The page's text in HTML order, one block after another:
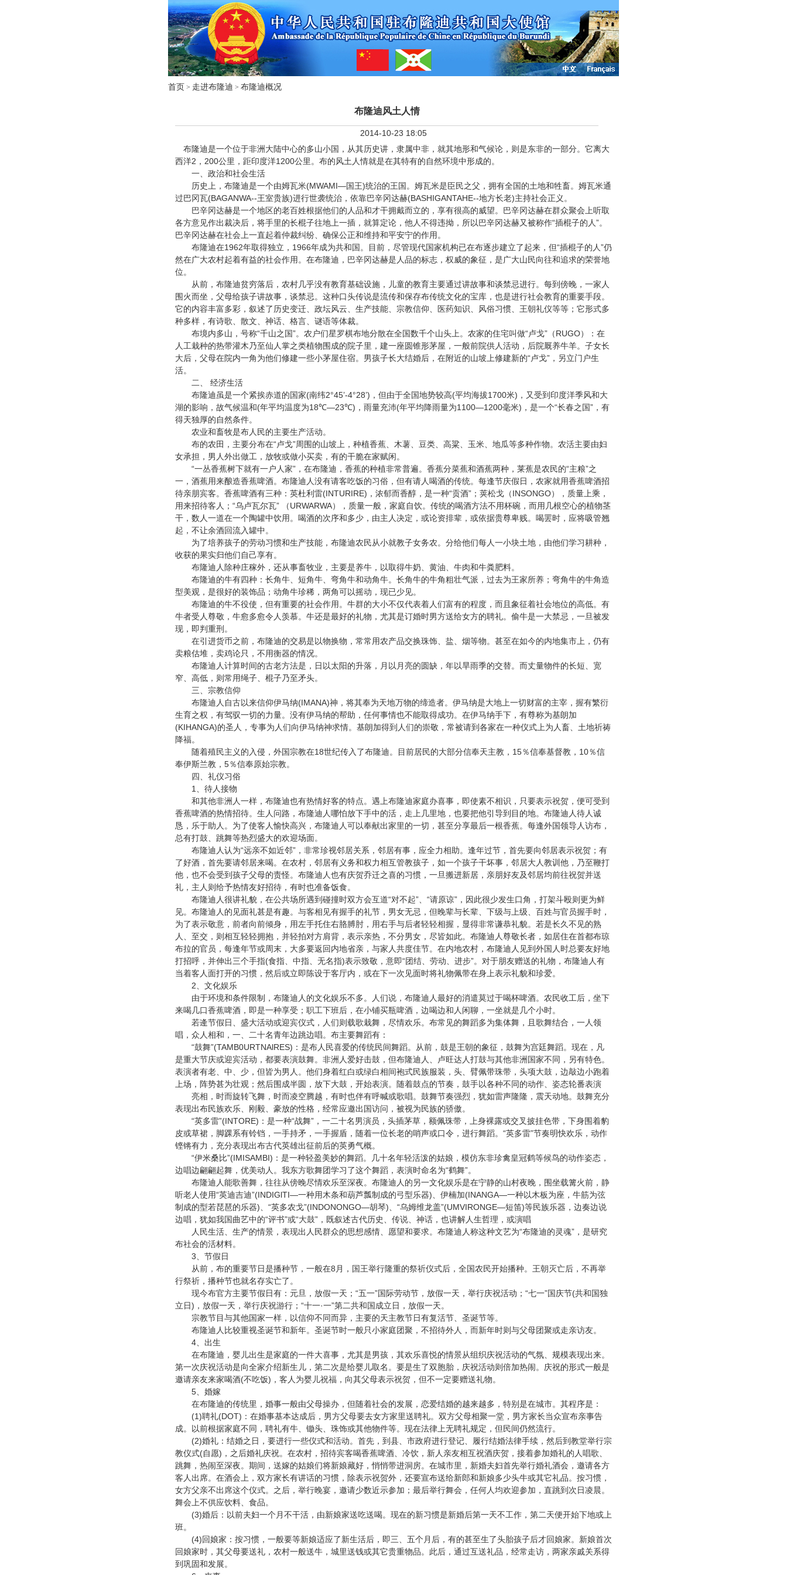
首页 > 走进布隆迪 > 布隆迪概况
布隆迪风土人情
2014-10-23 18:05
布隆迪是一个位于非洲大陆中心的多山小国，从其历史讲，隶属中非，就其地形和气候论，则是东非的一部分。它离大
西洋2 ， 200公里，距印度洋1200公里。布的风土人情就是在其特有的自然环境中形成的。
一、政治和社会生活
历史上，布隆迪是一个由姆瓦米(MWAMI— 国王)统治的王国。姆瓦米是臣民之父，拥有全国的土地和牲畜。姆瓦米通
过巴冈瓦(BAGANWA--王室贵族)进行世袭统治，依靠巴辛冈达赫(BASHIGANTAHE--地方长老)主持社会正义。
巴辛冈达赫是一个地区的老百姓根据他们的人品和才干拥戴而立的，享有很高的威望。巴辛冈达赫在群众聚会上听取
各方意见作出裁决后，将手里的长棍子往地上一插，就算定论，他人不得违拗，所以巴辛冈达赫又被称作“插棍子的人”。
巴辛冈达赫在社会上一直起着仲裁纠纷、确保公正和维持和平安宁的作用。
布隆迪在1962年取得独立， 1966年成为共和国。目前，尽管现代国家机构已在布逐步建立了起来，但“插棍子的人”仍
然在广大农村起着有益的社会作用。在布隆迪，巴辛冈达赫是人品的标志，权威的象征，是广大山民向往和追求的荣誉地
位。
从前，布隆迪贫穷落后，农村几乎没有教育基础设施，儿童的教育主要通过讲故事和谈禁忌进行。每到傍晚，一家人
围火而坐，父母给孩子讲故事，谈禁忌。这种口头传说是流传和保存布传统文化的宝库，也是进行社会教育的重要手段。
它的内容丰富多彩，叙述了历史变迁、政坛风云、生产技能、宗教信仰、医药知识、风俗习惯、王朝礼仪等等；它形式多
种多样，有诗歌、散文、神话、格言、谜语等体裁。
布境内多山，号称“千山之国 ”。农户们星罗棋布地分散在全国数千个山头上。农家的住宅叫做“ 卢戈” （ RUGO）：在
人工栽种的热带灌木乃至仙人掌之类植物围成的院子里，建一座圆锥形茅屋，一般前院供人活动，后院厩养牛羊。子女长
大后，父母在院内一角为他们修建一些小茅屋住宿。男孩子长大结婚后，在附近的山坡上修建新的“ 卢戈” ，另立门户生
活。
二、 经济生活
布隆迪虽是一个紧挨赤道的国家(南纬2°45’-4°28’) ，但由于全国地势较高(平均海拔1700米) ，又受到印度洋季风和大
湖的影响，故气候温和 (年平均温度为18℃—23℃) ，雨量充沛(年平均降雨量为1100—1200毫米) ，是一个“长春之国 ” ，有
得天独厚的自然条件。
农业和畜牧是布人民的主要生产活动。
布的农田，主要分布在“ 卢戈”周围的山坡上，种植香蕉、木薯、豆类、高粱、玉米、地瓜等多种作物。农活主要由妇
女承担，男人外出做工，放牧或做小买卖，有的干脆在家赋闲。
“一丛香蕉树下就有一户人家” ，在布隆迪，香蕉的种植非常普遍。香蕉分菜蕉和酒蕉两种，莱蕉是农民的“主粮”之
一，酒蕉用来酿造香蕉啤酒。布隆迪人没有请客吃饭的习俗，但有请人喝酒的传统。每逢节庆假日，农家就用香蕉啤酒招
待亲朋宾客。香蕉啤酒有三种：英杜利雷(INTURIRE) ，浓郁而香醇，是一种“贡酒” ；荚松戈（ INSONGO），质量上乘，
用来招待客人； “乌卢瓦尔瓦” （ URWARWA），质量一般，家庭自饮。传统的喝酒方法不用杯碗，而用几根空心的植物茎
干，数人一道在一个陶罐中饮用。喝酒的次序和多少，由主人决定，或论资排辈，或依据贵尊卑贱。喝罢时，应将吸管翘
起，不让余酒回流入罐中。
为了培养孩子的劳动习惯和生产技能，布隆迪农民从小就教子女务农。分给他们每人一小块土地，由他们学习耕种，
收获的果实归他们自己享有。
布隆迪人除种庄稼外，还从事畜牧业，主要是养牛，以取得牛奶、黄油、牛肉和牛粪肥料。
布隆迪的牛有四种：长角牛、短角牛、弯角牛和动角牛。长角牛的牛角粗壮气派，过去为王家所养；弯角牛的牛角造
型美观，是很好的装饰品；动角牛珍稀，两角可以摇动，现已少见。
布隆迪的牛不役使，但有重要的社会作用。牛群的大小不仅代表着人们富有的程度，而且象征着社会地位的高低。有
牛者受人尊敬，牛愈多愈令人羡慕。牛还是最好的礼物，尤其是订婚时男方送给女方的聘礼。偷牛是一大禁忌，一旦被发
现，即判重刑。
在引进货币之前，布隆迪的交易是以物换物，常常用农产品交换珠饰、盐、烟等物。甚至在如今的内地集市上，仍有
卖粮估堆，卖鸡论只，不用衡器的情况。
布隆迪人计算时间的古老方法是，日以太阳的升落，月以月亮的圆缺，年以旱雨季的交替。而丈量物件的长短、宽
窄、高低，则常用绳子、棍子乃至矛头。
三、宗教信仰
布隆迪人自古以来信仰伊马纳(IMANA)神，将其奉为天地万物的缔造者。伊马纳是大地上一切财富的主宰，握有繁衍
生育之权，有驾驭一切的力量。没有伊马纳的帮助，任何事情也不能取得成功。在伊马纳手下，有尊称为基朗加
(KIHANGA)的圣人，专事为人们向伊马纳神求情。基朗加得到人们的崇敬，常被请到各家在一种仪式上为人畜、土地祈祷
降福。
随着殖民主义的入侵，外国宗教在18世纪传入了布隆迪。目前居民的大部分信奉天主教， 15％信奉基督教， 10％信
奉伊斯兰教， 5％信奉原始宗教。
四、礼仪习俗
1 、待人接物
和其他非洲人一样，布隆迪也有热情好客的特点。遇上布隆迪家庭办喜事，即使素不相识，只要表示祝贺，便可受到
香蕉啤酒的热情招待。生人问路，布隆迪人哪怕放下手中的活，走上几里地，也要把他引导到目的地。布隆迪人待人诚
恳，乐于助人。为了使客人愉快高兴，布隆迪人可以奉献出家里的一切，甚至分享最后一根香蕉。每逢外国领导人访布，
总有打鼓、跳舞等热烈盛大的欢迎场面。
布隆迪人认为“远亲不如近邻” ，非常珍视邻居关系，邻居有事，应全力相助。逢年过节，首先要向邻居表示祝贺；有
了好酒，首先要请邻居来喝。在农村，邻居有义务和权力相互管教孩子，如一个孩子干坏事，邻居大人教训他，乃至鞭打
他，也不会受到孩子父母的责怪。布隆迪人也有庆贺乔迁之喜的习惯，一旦搬进新居，亲朋好友及邻居均前往祝贺并送
礼，主人则给予热情友好招待，有时也准备饭食。
布隆迪人很讲礼貌，在公共场所遇到碰撞时双方会互道“对不起”、 “请原谅” ，因此很少发生口角，打架斗殴则更为鲜
见。布隆迪人的见面礼甚是有趣。与客相见有握手的礼节，男女无忌，但晚辈与长辈、下级与上级、百姓与官员握手时，
为了表示敬意，前者向前倾身，用左手托住右胳膊肘，用右手与后者轻轻相握，显得非常谦恭礼貌。若是长久不见的熟
人、至交，则相互轻轻拥抱，并轻拍对方肩背，表示亲热，不分男女，尽皆如此。布隆迪人尊敬长者，如居住在首都布琼
布拉的官员，每逢年节或周末，大多要返回内地省亲，与家人共度佳节。在内地农村，布隆迪人见到外国人时总要友好地
打招呼，并伸出三个手指(食指、中指、无名指)表示致敬，意即“ 团结、劳动、进步”。对于朋友赠送的礼物，布隆迪人有
当着客人面打开的习惯，然后或立即陈设于客厅内，或在下一次见面时将礼物佩带在身上表示礼貌和珍爱。
2、文化娱乐
由于环境和条件限制，布隆迪人的文化娱乐不多。人们说，布隆迪人最好的消遣莫过于喝杯啤酒。农民收工后，坐下
来喝几口香蕉啤酒，即是一种享受；职工下班后，在小铺买瓶啤酒，边喝边和人闲聊，一坐就是几个小时。
若逄节假日、盛大活动或迎宾仪式，人们则载歌栽舞，尽情欢乐。布常见的舞蹈多为集体舞，且歌舞结合，一人领
唱，众人相和，一、二十名青年边跳边唱。布主要舞蹈有：
“鼓舞”(TAMB0URTNAlRES) ：是布人民喜爱的传统民间舞蹈。从前，鼓是王朝的象征，鼓舞为宫廷舞蹈。现在，凡
是重大节庆或迎宾活动，都要表演鼓舞。非洲人爱好击鼓，但布隆迪人、卢旺达人打鼓与其他非洲国家不同，另有特色。
表演者有老、中、少，但皆为男人。他们身着红白或绿白相间袍式民族服装，头、臂佩带珠带，头项大鼓，边敲边小跑着
上场，阵势甚为壮观；然后围成半圆，放下大鼓，开始表演。随着鼓点的节奏，鼓手以各种不同的动作、姿态轮番表演
亮相，时而旋转飞舞，时而凌空腾越，有时也伴有呼喊或歌唱。鼓舞节奏强烈，犹如雷声隆隆，震天动地。鼓舞充分
表现出布民族欢乐、刚毅、豪放的性格，经常应邀出国访问，被视为民族的骄傲。
“英多雷”(INTORE) ：是一种“战舞” ，一二十名男演员，头插茅草，额佩珠带，上身裸露或交叉披挂色带，下身围着豹
皮或草裙，脚踝系有铃铛，一手持矛，一手握盾，随着一位长老的哨声或口令，进行舞蹈。 “英多雷”节奏明快欢乐，动作
铿锵有力，充分表现出布古代英雄出征前后的英勇气概。
“伊米桑比”(IMISAMBI) ：是一种轻盈美妙的舞蹈。几十名年轻活泼的姑娘，模仿东非珍禽皇冠鹤等候鸟的动作姿态，
边唱边翩翩起舞，优美动人。我东方歌舞团学习了这个舞蹈，表演时命名为“鹤舞”。
布隆迪人能歌善舞，往往从傍晚尽情欢乐至深夜。布隆迪人的另一文化娱乐是在宁静的山村夜晚，围坐载篝火前，静
听老人使用“英迪吉迪”(INDIGlTI—一种用木条和葫芦瓢制成的弓型乐器)、伊楠加(INANGA—一种以木板为座，牛筋为弦
制成的型若琵琶的乐器)、 “英多农戈”(INDONONGO—胡琴)、 “乌姆维龙盖”(UMVIRONGE—短笛)等民族乐器，边奏边说
边唱，犹如我国曲艺中的“评书”或“大鼓” ，既叙述古代历史、传说、神话，也讲解人生哲理，或演唱
人民生活、生产的情景，表现出人民群众的思想感情、愿望和要求。布隆迪人称这种文艺为“布隆迪的灵魂” ，是研究
布社会的活材料。
3、节假日
从前，布的重要节日是播种节，一般在8 月，国王举行隆重的祭祈仪式后，全国农民开始播种。王朝灭亡后，不再举
行祭祈，播种节也就名存实亡了。
现今布官方主要节假日有：元旦，放假一天； “五一” 国际劳动节，放假一天，举行庆祝活动； “七一” 国庆节(共和国独
立日 ) ，放假一天，举行庆祝游行； “十一·一”第二共和国成立日，放假一天。
宗教节目与其他国家一样，以信仰不同而异，主要的天主教节日有复活节、圣诞节等。
布隆迪人比较重视圣诞节和新年。圣诞节时一般只小家庭团聚，不招待外人，而新年时则与父母团聚或走亲访友。
4、出生
在布隆迪，婴儿出生是家庭的一件大喜事，尤其是男孩，其欢乐喜悦的情景从组织庆祝活动的气氛、规模表现出来。
第一次庆祝活动是向全家介绍新生儿，第二次是给婴儿取名。要是生了双胞胎，庆祝活动则倍加热闹。庆祝的形式一般是
邀请亲友来家喝酒(不吃饭) ，客人为婴儿祝福，向其父母表示祝贺，但不一定要赠送礼物。
5、婚嫁
在布隆迪的传统里，婚事一般由父母操办，但随着社会的发展，恋爱结婚的越来越多，特别是在城市。其程序是：
(1)聘礼(DOT) ：在婚事基本达成后，男方父母要去女方家里送聘礼。双方父母相聚一堂，男方家长当众宣布亲事告
成。以前根据家庭不同，聘礼有牛、锄头、珠饰或其他物件等。现在法律上无聘礼规定，但民间仍然流行。
(2)婚礼：结婚之日，要进行一些仪式和活动。首先，到县、市政府进行登记、履行结婚法律手续，然后到教堂举行宗
教仪式(自愿) ，之后婚礼庆祝。在农村，招待宾客喝香蕉啤酒、冷饮，新人亲友相互祝酒庆贺，接着参加婚礼的人唱歌、
跳舞，热闹至深夜。期间，送嫁的姑娘们将新娘藏好，悄悄带进洞房。在城市里，新婚夫妇首先举行婚礼酒会，邀请各方
客人出席。在酒会上，双方家长有讲话的习惯，除表示祝贺外，还要宣布送给新郎和新娘多少头牛或其它礼品。按习惯，
女方父亲不出席这个仪式。之后，举行晚宴，邀请少数近示参加；最后举行舞会，任何人均欢迎参加，直跳到次日凌晨。
舞会上不供应饮料、食品。
(3)婚后：以前夫妇一个月不干活，由新娘家送吃送喝。现在的新习惯是新婚后第一天不工作，第二天便开始下地或上
班。
(4) 回娘家：按习惯，一般要等新娘适应了新生活后，即三、五个月后，有的甚至生了头胎孩子后才回娘家。新娘首次
回娘家时，其父母要送礼，农村一般送牛，城里送钱或其它贵重物品。此后，通过互送礼品，经常走访，两家亲戚关系得
到巩固和发展。